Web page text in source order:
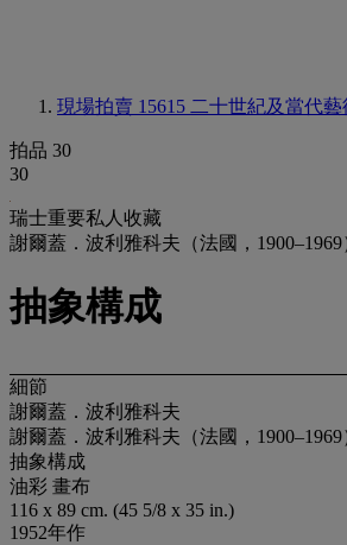
現場拍賣 15615 二十世紀及當代藝
拍品 30
30
瑞士重要私人收藏
謝爾蓋．波利雅科夫（法國，1900–1969
抽象構成
細節
謝爾蓋．波利雅科夫
謝爾蓋．波利雅科夫（法國，1900–1969
抽象構成
油彩 畫布
116 x 89 cm. (45 5/8 x 35 in.)
1952年作